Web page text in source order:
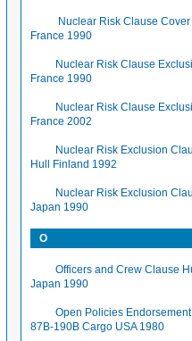
Nuclear Risk Clause
France 1990
Nuclear Risk Clause
France 1990
Nuclear Risk Clause
France 2002
Nuclear Risk Exclusion
Hull Finland 1992
Nuclear Risk Exclusion
Japan 1990
O
Officers and Crew Clause
Japan 1990
Open Policies
87B-190B Cargo USA 1980